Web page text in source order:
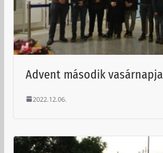
Advent második vasárnapja
2022.12.06.